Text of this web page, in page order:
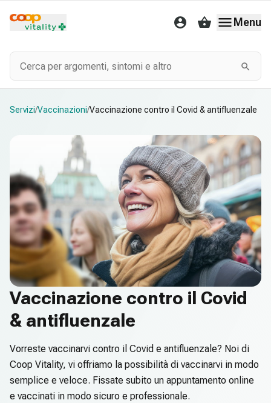
Il Suo account
Carrello Menu
Servizi/Vaccinazioni/Vaccinazione contro il Covid & antifluenzale
Vaccinazione contro il Covid
& antifluenzale
Vorreste vaccinarvi contro il Covid e antifluenzale? Noi di
Coop Vitality, vi offriamo la possibilità di vaccinarvi in modo
semplice e veloce. Fissate subito un appuntamento online
e vaccinati in modo sicuro e professionale.